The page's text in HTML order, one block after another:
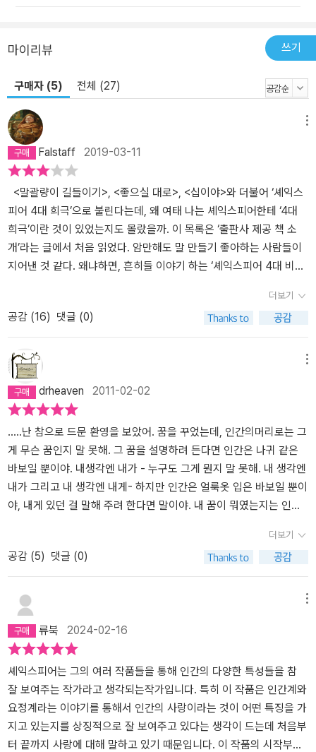
마이리뷰 쓰기
구매자 (5) 전체 (27)
Falstaff 2019-03-11
<말괄량이 길들이기>, <좋으실 대로>, <십이야>와 더불어 ‘셰익스
피어 4대 희극’으로 불린다는데, 왜 여태 나는 셰익스피어한테 ‘4대
희극’이란 것이 있었는지도 몰랐을까. 이 목록은 ‘출판사 제공 책 소
개’라는 글에서 처음 읽었다. 암만해도 말 만들기 좋아하는 사람들이
지어낸 것 같다. 왜냐하면, 흔히들 이야기 하는 ‘셰익스피어 4대 비극’
잡한 인간 내면을 적나라하게 파헤친 반면 <말괄량이 길들이기>와
이번에 읽은 <한여름 밤의 꿈>에 국한해 솔직한 감상을 이야기해보
자면, 아직은 걸작을 만들어낼 역량이 충분히 발휘되지 못한 상태였
다, 라고 할 수밖에 없겠기 때문이다. <말괄량이 길들이기>가 셰익스
피어의 초기 작품으로, 예전에 읽고 천하의 셰익스피어도 날 때부터
걸작을 줄줄이 쏟아냈던 건 아니라는 진리를 알게 되어, 초기 작품은
될 수 있으면 읽지 않으려 했었다가, 존 파울즈가 쓴 <블레이크 씨의
특별한 심리치료법> 안에 이 작품 <한여름 밤의 꿈>이 거론되는 것
을 보고, 그래, 언젠가 한 번은 읽어야 한다면 이번에 읽자고 마음을
먹어 구입해서 읽은 거다. 책을 열면 첫 번째 대사를 하는 인물이 놀랍
게도 아테네의 왕자로 일찍이 크레타 섬에 잠입해 미노타우로스를 쳐
죽이고, 괴물의 동복이부 동생 아리아드네를 버린 전적이 있는 테세
여인 무사가 아니라 좀 변형된 전설에서 나온 인물로, 한쪽 유방이 없
는 여인 전사들인 아마조네스를 이끌고 테세우스와 싸우다 부상을 당
해 포로가 된 다음 테세우스의 아들 히폴리투스를 낳은 전설 속 인물.
아직 테세우스와 히폴리타가 히폴리투스를 만들기 위해 모종의 작업
을 했는지 안 했는지는 모르겠는데, 하여간 둘이 결혼식을 올리기 전
날부터 당일까지 약 36시간을 배경으로 하고 있다. 여기에 또 극에
드라마틱한 전환점을 만드는 역할은 요정의 왕 오베론과 요정여왕 티
타니아, 그리고 그들의 종복인 퍽이 담당한다. 이들은 각기 그리스 로
마 전설과 (역자 해설을 보니) <보르도의 휴온>에서 따왔다 하니 작
품의 주연으로는 함량 미달. 그때나 지금이나 극에서 가장 재미있는
소재는 역시 남녀관계다. 그중에서도 한 커플이 순조롭게 연애하고,
조금 갈등하는 척하다가 결혼에 골인 하는 건 16세기나 21세기나 관
더보기
공감 (16) 댓글 (0)
drheaven 2011-02-02
.....난 참으로 드문 환영을 보았어. 꿈을 꾸었는데, 인간의머리로는 그
게 무슨 꿈인지 말 못해. 그 꿈을 설명하려 든다면 인간은 나귀 같은
바보일 뿐이야. 내생각엔 내가 - 누구도 그게 뭔지 말 못해. 내 생각엔
내가 그리고 내 생각엔 내게- 하지만 인간은 얼룩옷 입은 바보일 뿐이
야, 내게 있던 걸 말해 주려 한다면 말이야. 내 꿈이 뭐였는지는 인간
로 이해할 수도, 마음으로 말할 수도 없어. 피터 퀸스에게 이 꿈으로
가요 하나를 짓도록 해야겠어. 제목은 '바틈의 꿈'이 될 거야, 왜냐하
면 거기에 바틈은 없으니까..... 4막 1장, 203~215행, '바틈'의 대사
중에서문득 장자의 호접몽을 생각하게 하는 4막에서의 바틈의 대사
를 보면서, 이 연극에서 가장 꿈다운 꿈을 꾼 인물이 바로 바틈이라는
생각에 듭니다. 나귀의 머리를 하고서도-요정 퍽의 장난에 의한 것-
우연에 의한 것이지만, 요정의 여왕 타타니아의 사랑을 받게 되었으
니, 불행이라기 보다는 행복한 시간이었고, 정말로 꿈같은 밤이었다
고 할 수 있을 것입니다.숲속에서의 꿈같은 하룻밤을 통해서 맺어지
는 허미아와 라이샌더, 헬레나와 드미트리우스는 요정의 왕 오베론과
퍽의 실수-또는 간섭-으로 인해서 실제 사랑하는 대상이 바뀌는 관계
의 변화를 경험하지만, 결국은 테세우스와 히폴리타의 결혼식에 초청
더보기
공감 (5) 댓글 (0)
류북 2024-02-16
셰익스피어는 그의 여러 작품들을 통해 인간의 다양한 특성들을 참
잘 보여주는 작가라고 생각되는작가입니다. 특히 이 작품은 인간계와
요정계라는 이야기를 통해서 인간의 사랑이라는 것이 어떤 특징을 가
지고 있는지를 상징적으로 잘 보여주고 있다는 생각이 드는데 처음부
터 끝까지 사랑에 대해 말하고 있기 때문입니다. 이 작품의 시작부터